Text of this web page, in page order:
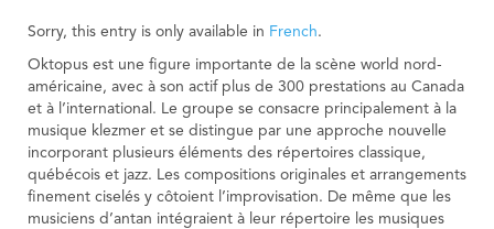
Sorry, this entry is only available in French.
Oktopus est une figure importante de la scène world nord-
américaine, avec à son actif plus de 300 prestations au Canada
et à l’international. Le groupe se consacre principalement à la
musique klezmer et se distingue par une approche nouvelle
incorporant plusieurs éléments des répertoires classique,
québécois et jazz. Les compositions originales et arrangements
finement ciselés y côtoient l’improvisation. De même que les
musiciens d’antan intégraient à leur répertoire les musiques